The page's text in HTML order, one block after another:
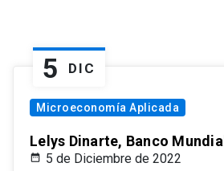
5 DIC
Microeconomía Aplicada
Lelys Dinarte, Banco Mundial
5 de Diciembre de 2022